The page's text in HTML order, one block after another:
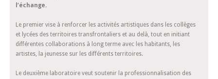
l’échange.
Le premier vise à renforcer les activités artistiques dans les collèges
et lycées des territoires transfrontaliers et au delà, tout en initiant
différentes collaborations à long terme avec les habitants, les
artistes, la jeunesse sur les différents territoires.
Le deuxième laboratoire veut soutenir la professionnalisation des